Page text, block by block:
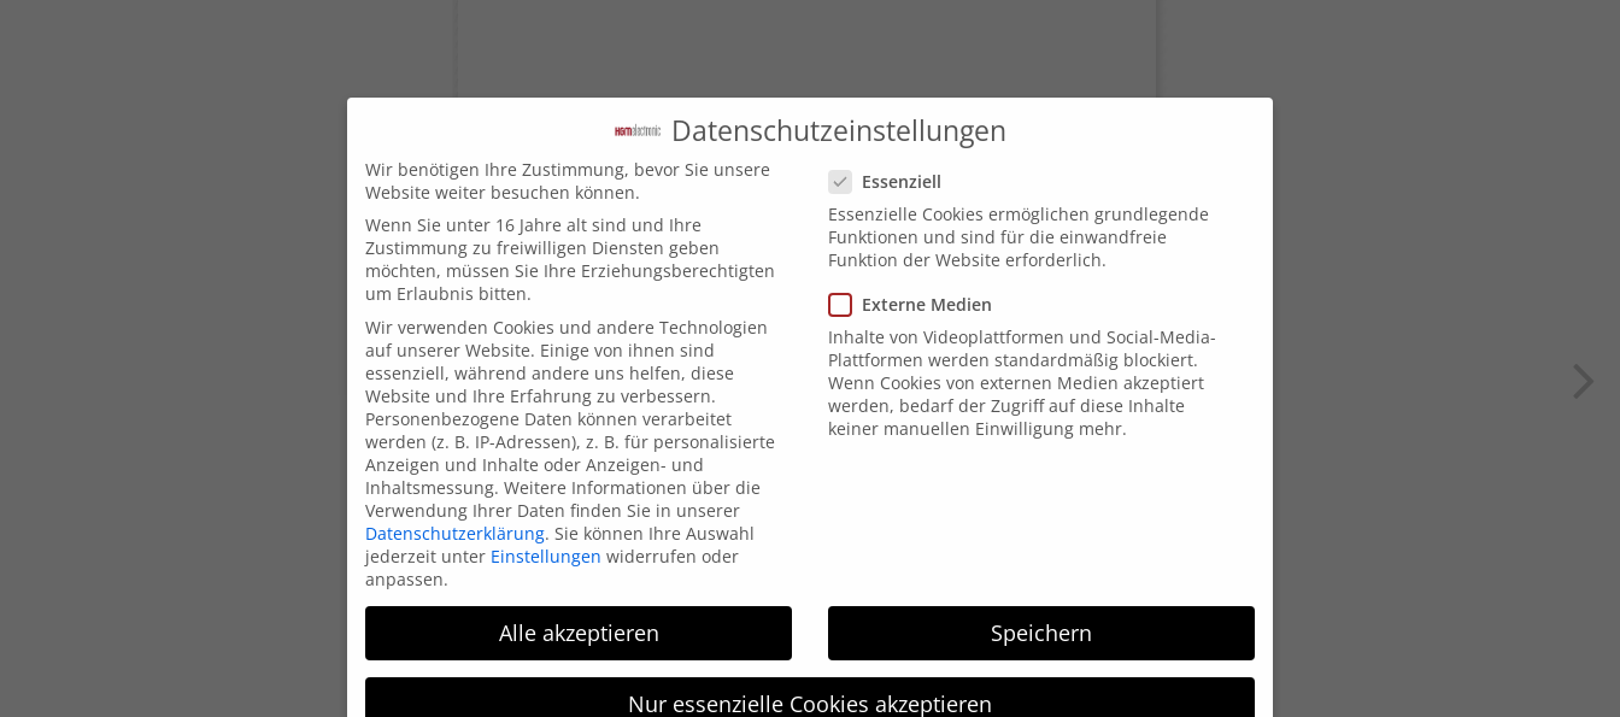
Datenschutzeinstellungen
Wir benötigen Ihre Zustimmung, bevor Sie unsere
Website weiter besuchen können.
Wenn Sie unter 16 Jahre alt sind und Ihre
Zustimmung zu freiwilligen Diensten geben
möchten, müssen Sie Ihre Erziehungsberechtigten
um Erlaubnis bitten.
Wir verwenden Cookies und andere Technologien
auf unserer Website. Einige von ihnen sind
essenziell, während andere uns helfen, diese
Website und Ihre Erfahrung zu verbessern.
Personenbezogene Daten können verarbeitet
werden (z. B. IP-Adressen), z. B. für personalisierte
Anzeigen und Inhalte oder Anzeigen- und
Inhaltsmessung. Weitere Informationen über die
Verwendung Ihrer Daten finden Sie in unserer
Datenschutzerklärung. Sie können Ihre Auswahl
jederzeit unter Einstellungen widerrufen oder
anpassen.
Datenschutzeinstellungen
Essenziell
Essenzielle Cookies ermöglichen grundlegende
Funktionen und sind für die einwandfreie
Funktion der Website erforderlich.
Externe Medien
Inhalte von Videoplattformen und Social-Media-
Plattformen werden standardmäßig blockiert.
Wenn Cookies von externen Medien akzeptiert
werden, bedarf der Zugriff auf diese Inhalte
keiner manuellen Einwilligung mehr.
Alle akzeptieren Speichern
Nur essenzielle Cookies akzeptieren